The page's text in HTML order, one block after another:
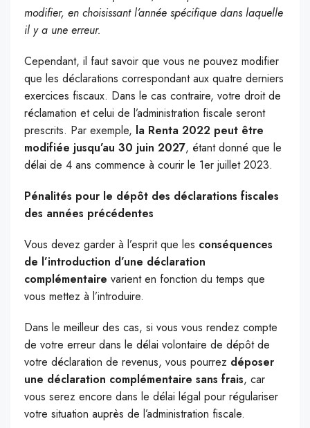
modifier, en choisissant l’année spécifique dans laquelle
il y a une erreur.
Cependant, il faut savoir que vous ne pouvez modifier
que les déclarations correspondant aux quatre derniers
exercices fiscaux. Dans le cas contraire, votre droit de
réclamation et celui de l’administration fiscale seront
prescrits. Par exemple, la Renta 2022 peut être
modifiée jusqu’au 30 juin 2027, étant donné que le
délai de 4 ans commence à courir le 1er juillet 2023.
Pénalités pour le dépôt des déclarations fiscales
des années précédentes
Vous devez garder à l’esprit que les conséquences
de l’introduction d’une déclaration
complémentaire varient en fonction du temps que
vous mettez à l’introduire.
Dans le meilleur des cas, si vous vous rendez compte
de votre erreur dans le délai volontaire de dépôt de
votre déclaration de revenus, vous pourrez déposer
une déclaration complémentaire sans frais, car
vous serez encore dans le délai légal pour régulariser
votre situation auprès de l’administration fiscale.